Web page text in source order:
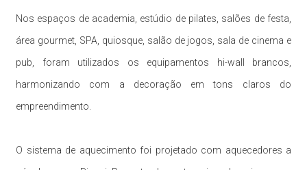
Nos espaços de academia, estúdio de pilates, salões de festa,
área gourmet, SPA, quiosque, salão de jogos, sala de cinema e
pub, foram utilizados os equipamentos hi-wall brancos,
harmonizando com a decoração em tons claros do
empreendimento.
O sistema de aquecimento foi projetado com aquecedores a